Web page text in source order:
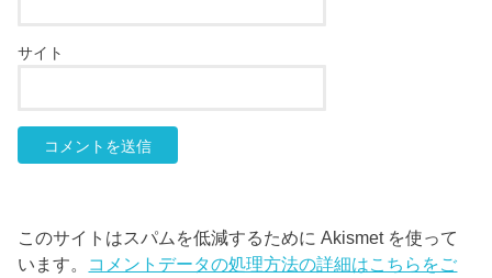
サイト
このサイトはスパムを低減するために Akismet を使って
います。 コメントデータの処理方法の詳細はこちらをご